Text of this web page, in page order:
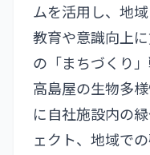
ムを活用し、地
教育や意識向上
の「まちづくり
高島屋の生物多
に自社施設内の
ェクト、地域で